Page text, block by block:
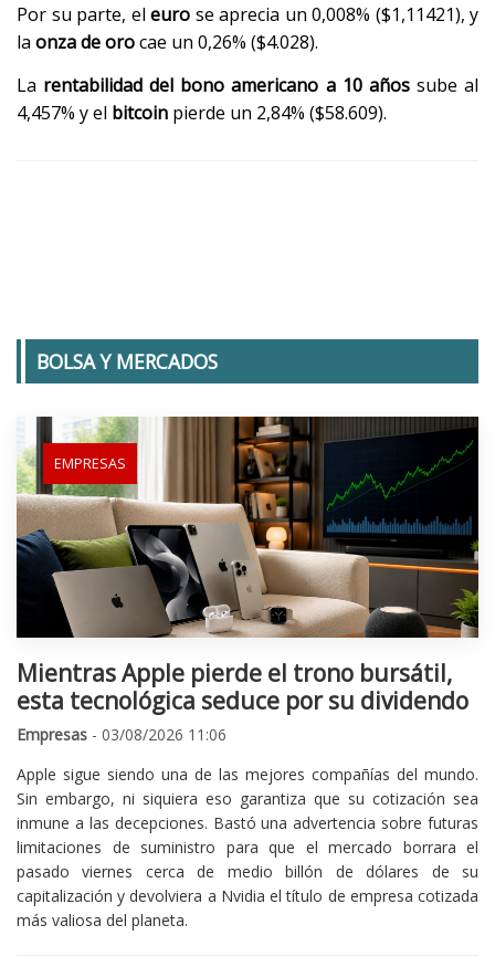
Por su parte, el euro se aprecia un 0,008% ($1,11421), y
la onza de orocae un 0,26% ($4.028).
La rentabilidad del bono americano a 10 añossube al
4,457% y el bitcoin pierde un 2,84% ($58.609).
BOLSA Y MERCADOS
EMPRESAS
Mientras Apple pierde el trono bursátil,
esta tecnológica seduce por su dividendo
Empresas - 03/08/2026 11:06
Apple sigue siendo una de las mejores compañías del mundo.
Sin embargo, ni siquiera eso garantiza que su cotización sea
inmune a las decepciones. Bastó una advertencia sobre futuras
limitaciones de suministro para que el mercado borrara el
pasado viernes cerca de medio billón de dólares de su
capitalización y devolviera a Nvidia el título de empresa cotizada
más valiosa del planeta.